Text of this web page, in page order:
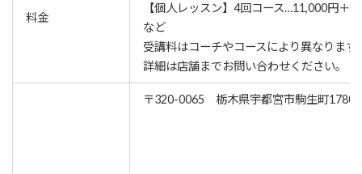
料金
【個人レッスン】4回コース…11,000円＋
など
受講料はコーチやコースにより異なります
詳細は店舗までお問い合わせください。
〒320-0065 栃木県宇都宮市駒生町1780-